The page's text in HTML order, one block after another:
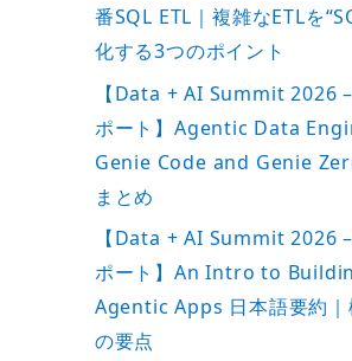
番SQL ETL｜複雑なETLを
化する3つのポイント
【Data + AI Summit 2026
ポート】Agentic Data
Genie Code and Genie
まとめ
【Data + AI Summit 2026
ポート】An Intro to
Agentic Apps 日本語要約｜
の要点